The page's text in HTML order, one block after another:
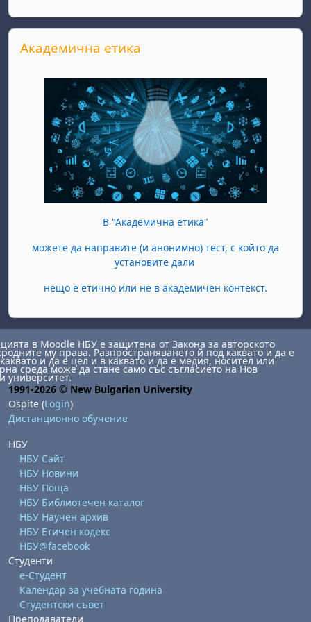
Salta Академична етика
Академична етика
В "Академична етика"
можете да направите (и анонимно) тест, с който да
установите дали
нещо е етично или не в академичен контекст.
в Moodle НБУ е защитена от Закона за авторското
му права. Разпространяването й под каквато и да е
и да е цел и в каквато и да е медия, носител или
среда може да стане само със съгласието на Нов
университет.
1991-2026 © New Bulgarian University
Ospite (Login)
Дистанционно обучение
НБУ
НБУ Сайт
НБУ Новини
НБУ Поща
НБУ Библиотечен каталог
НБУ Научен архив
НБУ Етичен кодекс
НБУ@facebook
Студенти
е-Студент
Календар за учебната година
Студентски съвет
Преподаватели